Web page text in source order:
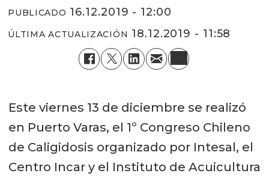
PUBLICADO 16.12.2019 - 12:00
ÚLTIMA ACTUALIZACIÓN 18.12.2019 - 11:58
Este viernes 13 de diciembre se realizó
en Puerto Varas, el 1º Congreso Chileno
de Caligidosis organizado por Intesal, el
Centro Incar y el Instituto de Acuicultura